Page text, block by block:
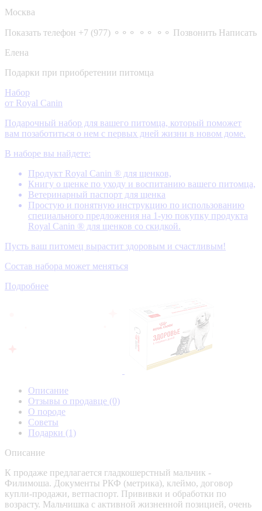
Москва
Показать телефон +7 (977) ⚬⚬⚬ ⚬⚬ ⚬⚬ Позвонить Написать
Елена
Подарки при приобретении питомца
Набор
от Royal Canin
Подарочный набор для вашего питомца, который поможет
вам позаботиться о нем с первых дней жизни в новом доме.
В наборе вы найдете:
Продукт Royal Canin ® для щенков,
Книгу о щенке по уходу и воспитанию вашего питомца,
Ветеринарный паспорт для щенка
Простую и понятную инструкцию по использованию
специального предложения на 1-ую покупку продукта
Royal Canin ® для щенков со скидкой.
Пусть ваш питомец вырастит здоровым и счастливым!
Состав набора может меняться
Подробнее
Описание
Отзывы о продавце (0)
О породе
Советы
Подарки (1)
Описание
К продаже предлагается гладкошерстный мальчик -
Филимоша. Документы РКФ (метрика), клеймо, договор
купли-продажи, ветпаспорт. Прививки и обработки по
возрасту. Мальчишка с активной жизненной позицией, очень